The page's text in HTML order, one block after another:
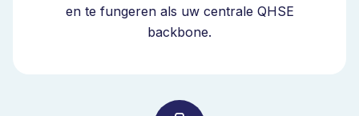
acties op basis van impact.
bevindingen, corrigerende maatregelen en risico-
en te fungeren als uw centrale QHSE
backbone.